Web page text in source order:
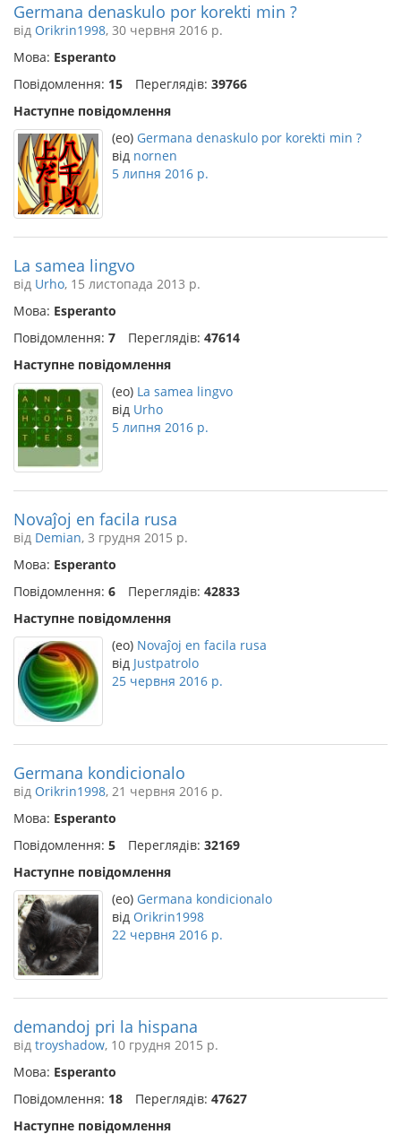
Germana denaskulo por korekti min ?
від Orikrin1998, 30 червня 2016 р.
Мова: Esperanto
Повідомлення: 15 Переглядів: 39766
Наступне повідомлення
(eo) Germana denaskulo por korekti min ?
від nornen
5 липня 2016 р.
La samea lingvo
від Urho, 15 листопада 2013 р.
Мова: Esperanto
Повідомлення: 7 Переглядів: 47614
Наступне повідомлення
(eo) La samea lingvo
від Urho
5 липня 2016 р.
Novaĵoj en facila rusa
від Demian, 3 грудня 2015 р.
Мова: Esperanto
Повідомлення: 6 Переглядів: 42833
Наступне повідомлення
(eo) Novaĵoj en facila rusa
від Justpatrolo
25 червня 2016 р.
Germana kondicionalo
від Orikrin1998, 21 червня 2016 р.
Мова: Esperanto
Повідомлення: 5 Переглядів: 32169
Наступне повідомлення
(eo) Germana kondicionalo
від Orikrin1998
22 червня 2016 р.
demandoj pri la hispana
від troyshadow, 10 грудня 2015 р.
Мова: Esperanto
Повідомлення: 18 Переглядів: 47627
Наступне повідомлення